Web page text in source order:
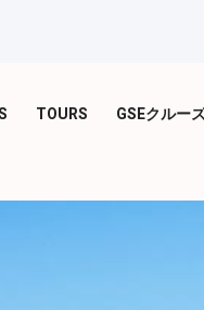
TOURS GSEクルー